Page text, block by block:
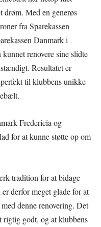
Med en generøs
fra Sparekassen
Danmark i
renovere sine slidte
Resultatet er
til klubbens unikke
Fredericia og
for at kunne støtte op om
tradition for at bidage
derfor meget glade for at
denne renovering. Det
rigtig godt, og at klubbens